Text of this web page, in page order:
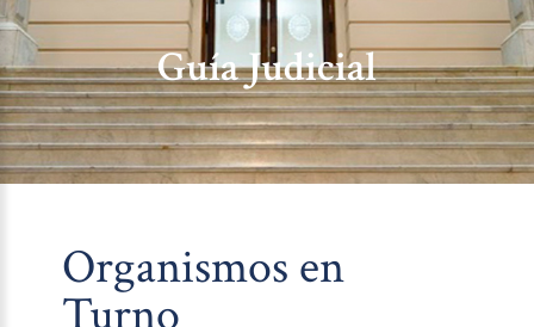
Guía Judicial
Organismos en